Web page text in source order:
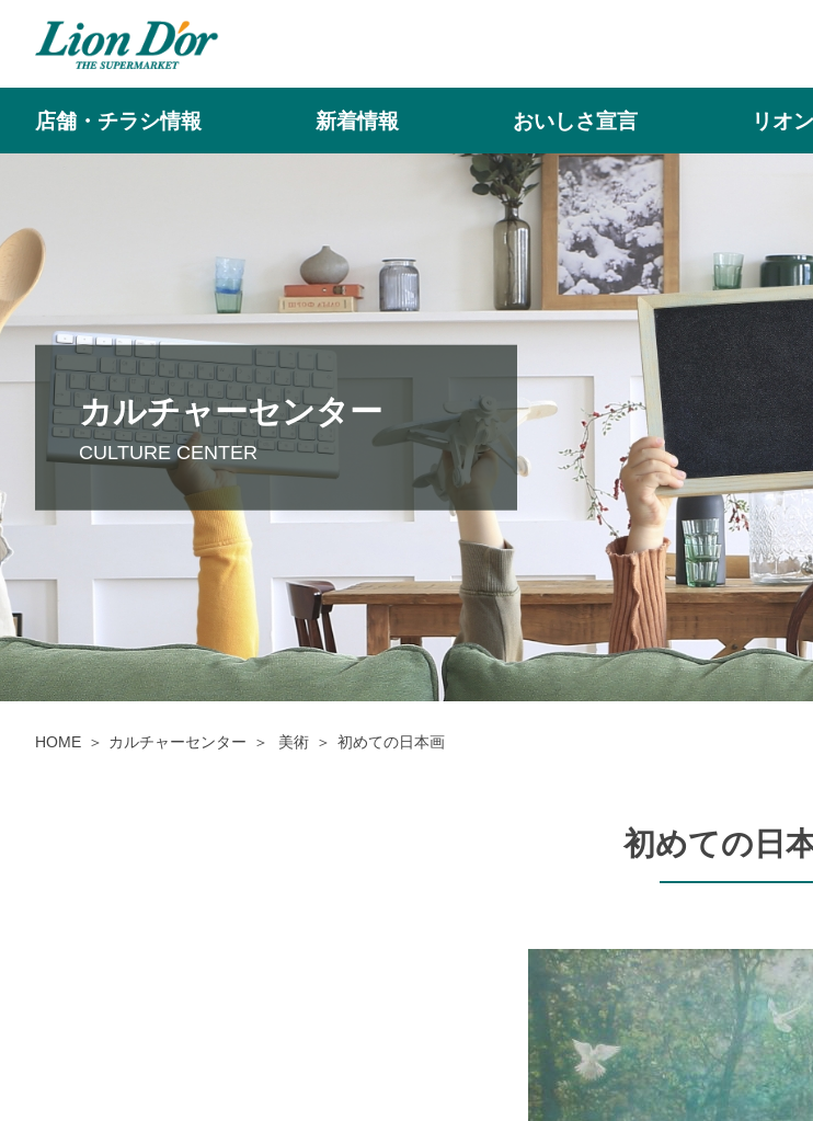
店舗・チラシ情報 新着情報 おいしさ宣言 リオ
カルチャーセンター
CULTURE CENTER
HOME カルチャーセンター 美術 初めての日本画
初めての日